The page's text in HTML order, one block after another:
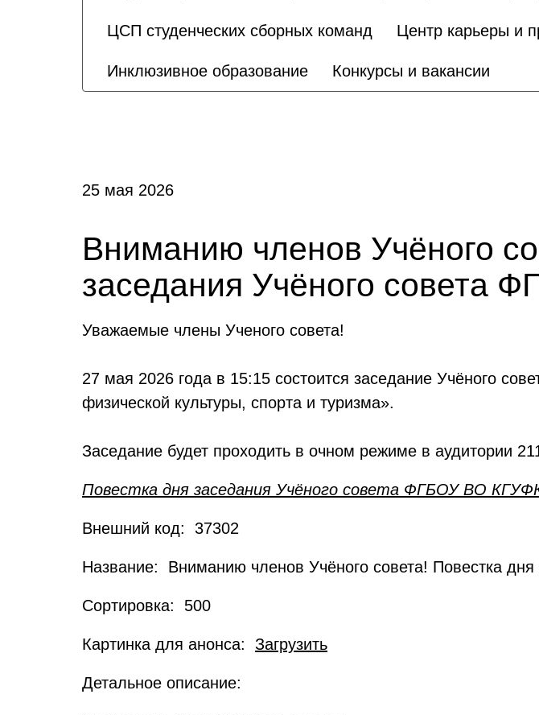
ЦСП студенческих сборных команд Центр карьеры и
Инклюзивное образование Конкурсы и вакансии
25 мая 2026
Вниманию членов Учёного
заседания Учёного совета
Уважаемые члены Ученого совета!
27 мая 2026 года в 15:15 состоится заседание Учёного
физической культуры, спорта и туризма».
Заседание будет проходить в очном режиме в аудитории
Повестка дня заседания Учёного совета ФГБОУ ВО
Внешний код: 37302
Название: Вниманию членов Учёного совета! Повестка
Сортировка: 500
Картинка для анонса: Загрузить
Детальное описание: